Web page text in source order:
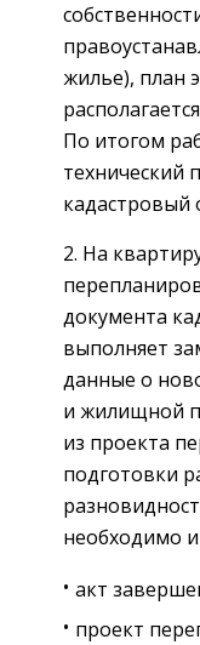
жилье), план
По итогом
технический
кадастровый
2. На
документа
выполняет
данные о
и жилищной
из проекта
подготовки
необходимо
акт
проект